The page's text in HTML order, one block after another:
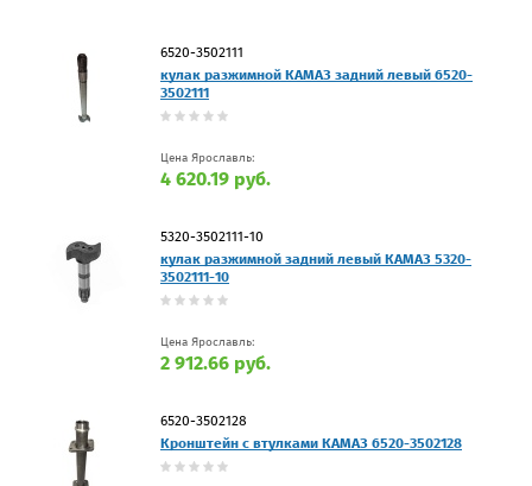
6520-3502111
кулак разжимной КАМАЗ задний левый 6520-
3502111
Цена Ярославль:
4 620.19 руб.
5320-3502111-10
кулак разжимной задний левый КАМАЗ 5320-
3502111-10
Цена Ярославль:
2 912.66 руб.
6520-3502128
Кронштейн с втулками КАМАЗ 6520-3502128